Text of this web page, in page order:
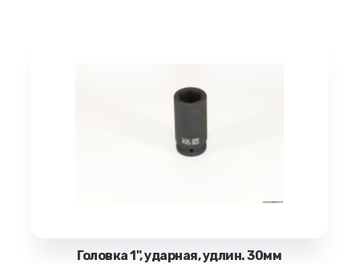
Головка 1", ударная, удлин. 30мм